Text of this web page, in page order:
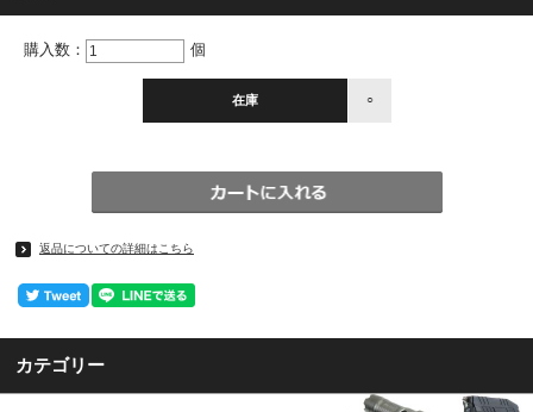
購入数： 個
在庫 ○
返品についての詳細はこちら
カテゴリー